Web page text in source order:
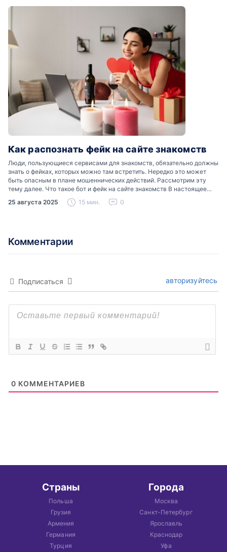
Как распознать фейк на сайте знакомств
Люди, пользующиеся сервисами для знакомств, обязательно должны
знать о фейках, которых можно там встретить. Нередко это может
быть опасным в плане мошеннических действий. Рассмотрим эту
тему далее. Что такое бот и фейк на сайте знакомств В настоящее
время можно встретить свою…
25 августа 2025 15 мин. 0
Комментарии
Подписаться авторизуйтесь
0 КОММЕНТАРИЕВ
Страны
Польша
Грузия
Армения
Германия
Турция
Города
Москва
Санкт-Петербург
Ярославль
Краснодар
Уфа